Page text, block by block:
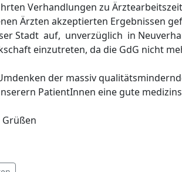
Verhandlungen zu
Ärzten akzeptierten Ergebnissen
Stadt auf, unverzüglich in
einzutreten, da die GdG nicht
der massiv
PatientInnen eine gute